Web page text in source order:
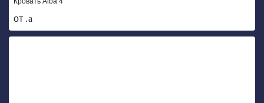
от .